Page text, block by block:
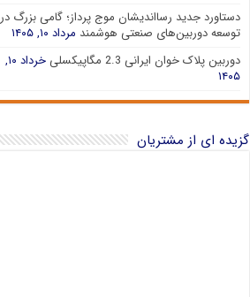
دستاورد جدید رسااندیشان موج پرداز؛ گامی بزرگ در
توسعه دوربین‌های صنعتی هوشمند مرداد ۱۰, ۱۴۰۵
دوربین پلاک خوان ایرانی 2.3 مگاپیکسلی
خرداد ۱۰,
۱۴۰۵
گزیده ای از مشتریان